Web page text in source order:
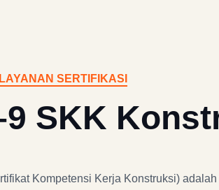
LAYANAN SERTIFIKASI
SKK
Kompetensi Kerja Konstruksi)